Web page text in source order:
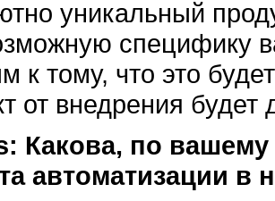
уникальный
специфику
к тому, что это
от внедрения будет
Какова, по
автоматизации в